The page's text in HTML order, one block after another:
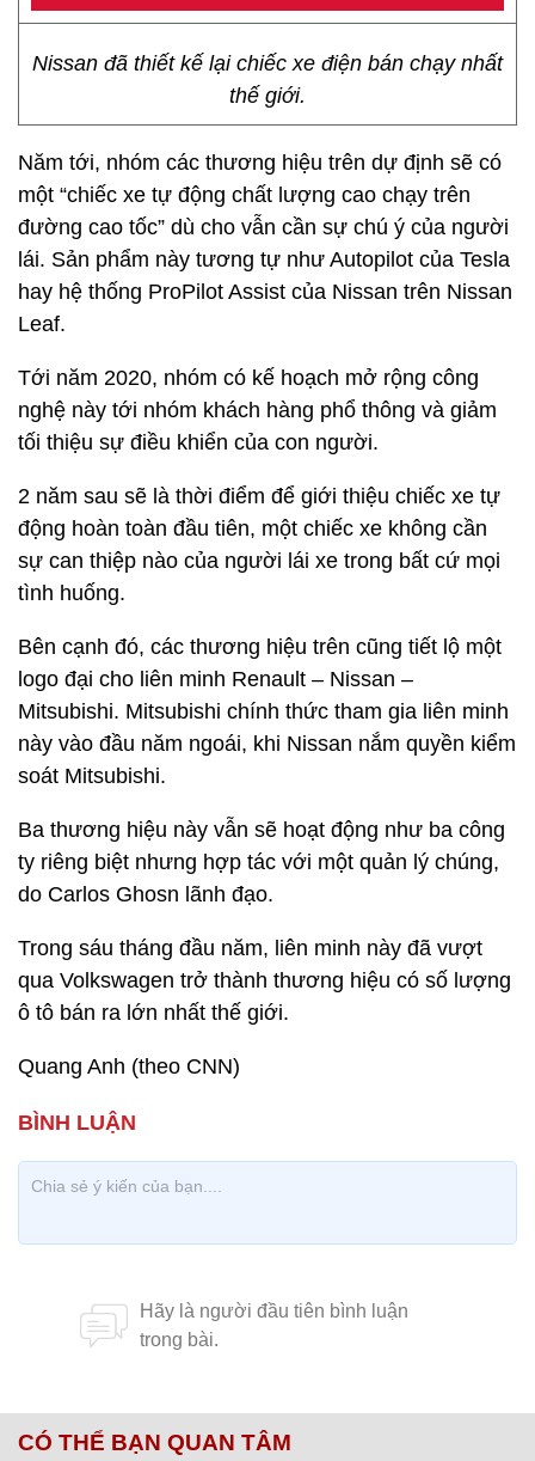
Nissan đã thiết kế lại chiếc xe điện bán chạy nhất
thế giới.
Năm tới, nhóm các thương hiệu trên dự định sẽ có
một “chiếc xe tự động chất lượng cao chạy trên
đường cao tốc” dù cho vẫn cần sự chú ý của người
lái. Sản phẩm này tương tự như Autopilot của Tesla
hay hệ thống ProPilot Assist của Nissan trên Nissan
Leaf.
Tới năm 2020, nhóm có kế hoạch mở rộng công
nghệ này tới nhóm khách hàng phổ thông và giảm
tối thiệu sự điều khiển của con người.
2 năm sau sẽ là thời điểm để giới thiệu chiếc xe tự
động hoàn toàn đầu tiên, một chiếc xe không cần
sự can thiệp nào của người lái xe trong bất cứ mọi
tình huống.
Bên cạnh đó, các thương hiệu trên cũng tiết lộ một
logo đại cho liên minh Renault – Nissan –
Mitsubishi. Mitsubishi chính thức tham gia liên minh
này vào đầu năm ngoái, khi Nissan nắm quyền kiểm
soát Mitsubishi.
Ba thương hiệu này vẫn sẽ hoạt động như ba công
ty riêng biệt nhưng hợp tác với một quản lý chúng,
do Carlos Ghosn lãnh đạo.
Trong sáu tháng đầu năm, liên minh này đã vượt
qua Volkswagen trở thành thương hiệu có số lượng
ô tô bán ra lớn nhất thế giới.
Quang Anh (theo CNN)
CÓ THỂ BẠN QUAN TÂM